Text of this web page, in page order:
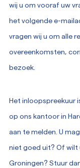
wij u om vooraf uw
het volgende e-
vragen wij u om alle
overeenkomsten,
bezoek.
Het inloopspreekuur
op ons kantoor in
aan te melden. U
niet goed uit? Of wilt
Groningen? Stuur